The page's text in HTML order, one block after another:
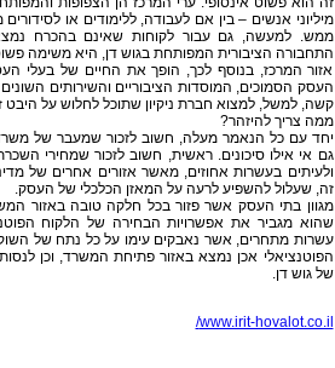
מיליוני אנשים – בין אם לעבודה, ללימודים או
ממש. למעשה, גם עבור לקוחות שאינם בהכרח
התחבורה הציבורית המפותחת בגוש דן, היא משימה
אזור המרכז, בנוסף לכך, הופך את החיים של בעלי
העסק הסמוכים, המוסדות הציבוריים והשירותים
קשה, למשל, למצוא חברת ניקיון שתוכל לחלוש על
ממה צריך להיזהר?
יחד עם כל הנאמר מעלה, חשוב לזכור שמעבר של
גם אי אילו סיכונים. ראשית, חשוב לזכור שמחירי
ולעיתים בעשרות אחוזים, מאשר אזורים אחרים של
זה, שעלול להשפיע לרעה על המאזן הכלכלי של העסק.
מגוון בתי העסק אשר פזור בכל חלקה טובה באזור
שהוא מגביר את אפשרויות הבחירה של הלקוח
עשרות מתחרים, אשר נאבקים עימו על כל נתח של
הפוטנציאלי אכן נמצא באזור פתיחת המשרד, וכן
של גוש דן.
www.irit-hovalot.co.il/